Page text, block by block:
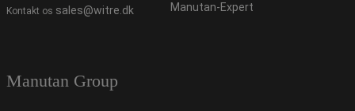
Kontakt os sales@witre.dk
Manutan-Expert
Manutan Group